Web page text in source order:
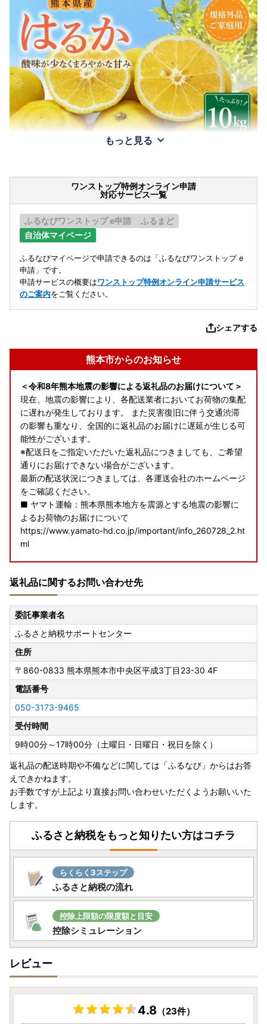
もっと見る
ワンストップ特例オンライン申請
対応サービス一覧
ふるなびワンストップ e申請
ふるまど
自治体マイページ
ふるなびマイページで申請できるのは「ふるなびワンストップ e
申請」です。
申請サービスの概要はワンストップ特例オンライン申請サービス
のご案内をご覧ください。
シェアする
熊本市からのお知らせ
＜令和8年熊本地震の影響による返礼品のお届けについて＞
現在、地震の影響により、各配送業者においてお荷物の集配
に遅れが発生しております。 また災害復旧に伴う交通渋滞
の影響も重なり、全国的に返礼品のお届けに遅延が生じる可
能性がございます。
※配送日をご指定いただいた返礼品につきましても、ご希望
通りにお届けできない場合がございます。
最新の配送状況につきましては、各運送会社のホームページ
をご確認ください。
■ ヤマト運輸：熊本県熊本地方を震源とする地震の影響に
よるお荷物のお届けについて
https://www.yamato-hd.co.jp/important/info_260728_2.ht
ml
https://www2.sagawa-exp.co.jp/information/detail/406/
■ 日本郵便（ゆうパック）：熊本県熊本地方を震源とする
地震の影響について
https://www.post.japanpost.jp/newsrelease/pressrelease/
9879629480.html
寄附者の皆様にはご不便、ご迷惑をおかけし誠に申し訳ござ
いませんが、何卒ご理解賜りますようお願い申し上げます。
＜【注意喚起】詐欺にご注意ください‼＞
X（旧Twitter）で企業公式を装った偽アカウントから「当選
のお知らせ」リプライが届き、不審なURLが貼られるケース
が発生しております。
本市への寄附を条件とした高額なキャッシュバックをうた
い、複数回にわたり実際にキャッシュバックをすることで信
用させた後、高額の支払に誘導して金銭をだまし取るという
手口が報告されています。
本市においては、ふるさと納税の寄附を行うことによる電子
マネー付与等のキャンペーンは行っておりませんので、くれ
-------------------------------------------
《ご案内》
熊本市ふるさと納税を応援いただきありがとうございます。
一部返礼品において、11月下旬より順次寄附額を変更いたし
ます。
予めご了承ください。
-------------------------------------------
＜お礼の品の発送について＞
お礼の品は、本市負担で配送しております。ただし、お送り
返礼品に関するお問い合わせ先
委託事業者名
ふるさと納税サポートセンター
住所
〒860-0833 熊本県熊本市中央区平成3丁目23-30 4F
電話番号
050-3173-9465
受付時間
9時00分～17時00分（土曜日・日曜日・祝日を除く）
返礼品の配送時期や不備などに関しては「ふるなび」からはお答
えできかねます。
お手数ですが上記より直接お問い合わせいただくようお願いいた
します。
ふるさと納税をもっと知りたい方はコチラ
らくらく3ステップ
ふるさと納税の流れ
控除上限額の限度額と目安
控除シミュレーション
レビュー
4.8（23件）